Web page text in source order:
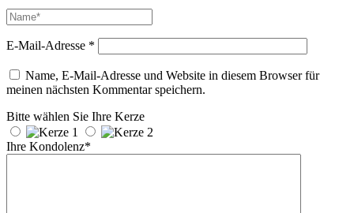
E-Mail-Adresse *
Name, E-Mail-Adresse und Website in diesem Browser für
meinen nächsten Kommentar speichern.
Bitte wählen Sie Ihre Kerze
Ihre Kondolenz*